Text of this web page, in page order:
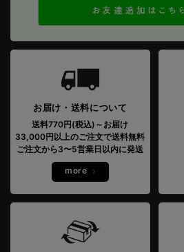
お届け・送料について
送料770円(税込)～お届け
33,000円以上のご注文で送料無料
ご注文から3〜5営業日以内に発送
more